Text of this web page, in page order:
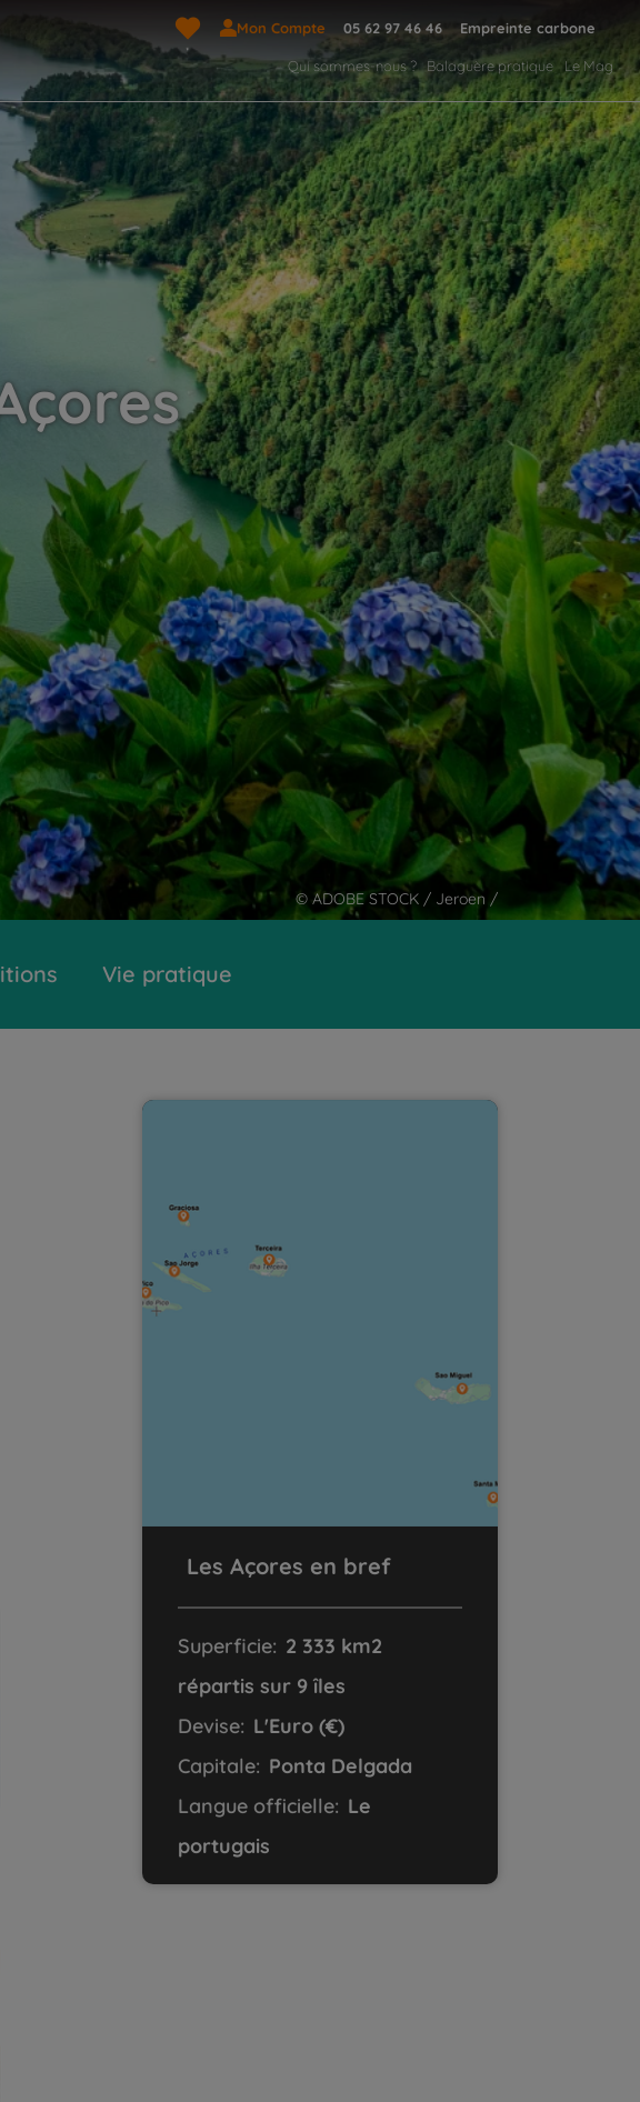
Mon Compte 05 62 97 46 46 Empreinte carbone
Qui sommes-nous ? Balaguère pratique Le Mag
© ADOBE STOCK / Jeroen /
Vie pratique
Les Açores en bref
Superficie: 2 333 km2
répartis sur 9 îles
Devise: L'Euro (€)
Capitale: Ponta Delgada
Langue officielle: Le
portugais